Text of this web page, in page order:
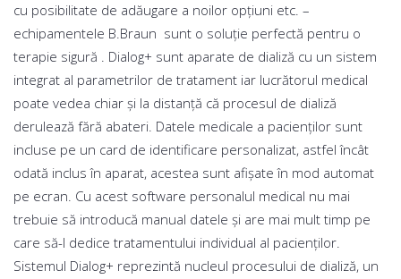
cu posibilitate de adăugare a noilor opțiuni etc. –
echipamentele B.Braun sunt o soluție perfectă pentru o
terapie sigură . Dialog+ sunt aparate de dializă cu un sistem
integrat al parametrilor de tratament iar lucrătorul medical
poate vedea chiar și la distanță că procesul de dializă
derulează fără abateri. Datele medicale a pacienților sunt
incluse pe un card de identificare personalizat, astfel încât
odată inclus în aparat, acestea sunt afișate în mod automat
pe ecran. Cu acest software personalul medical nu mai
trebuie să introducă manual datele și are mai mult timp pe
care să-l dedice tratamentului individual al pacienţilor.
Sistemul Dialog+ reprezintă nucleul procesului de dializă, un